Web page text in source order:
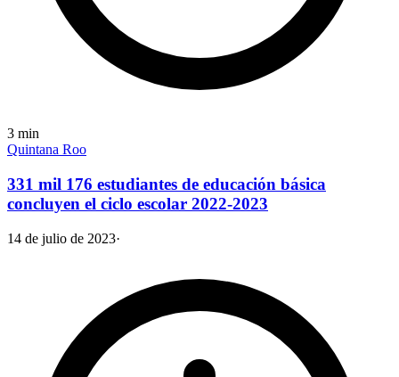
3 min
Quintana Roo
331 mil 176 estudiantes de educación básica
concluyen el ciclo escolar 2022-2023
14 de julio de 2023·